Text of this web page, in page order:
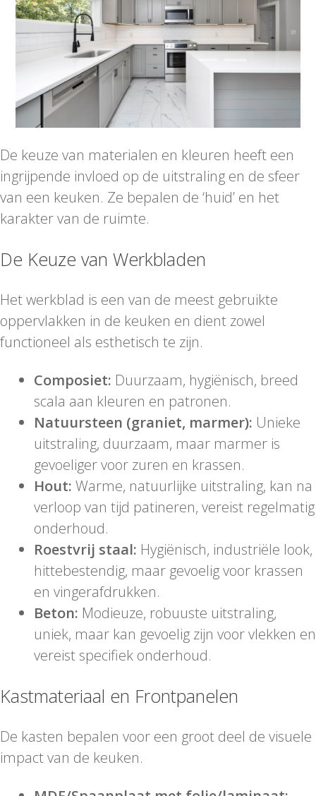
De keuze van materialen en kleuren heeft een
ingrijpende invloed op de uitstraling en de sfeer
van een keuken. Ze bepalen de ‘huid’ en het
karakter van de ruimte.
De Keuze van Werkbladen
Het werkblad is een van de meest gebruikte
oppervlakken in de keuken en dient zowel
functioneel als esthetisch te zijn.
Composiet: Duurzaam, hygiënisch, breed
scala aan kleuren en patronen.
Natuursteen (graniet, marmer): Unieke
uitstraling, duurzaam, maar marmer is
gevoeliger voor zuren en krassen.
Hout: Warme, natuurlijke uitstraling, kan na
verloop van tijd patineren, vereist regelmatig
onderhoud.
Roestvrij staal: Hygiënisch, industriële look,
hittebestendig, maar gevoelig voor krassen
en vingerafdrukken.
Beton: Modieuze, robuuste uitstraling,
uniek, maar kan gevoelig zijn voor vlekken en
vereist specifiek onderhoud.
Kastmateriaal en Frontpanelen
De kasten bepalen voor een groot deel de visuele
impact van de keuken.